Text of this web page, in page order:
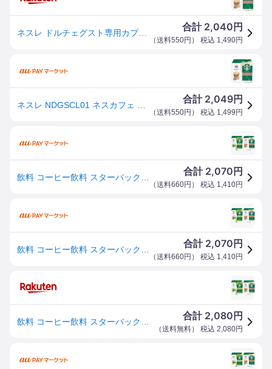
ネスレ ドルチェグスト専用カプセル NDGSCL01 スターバックス カフェラテ
合計 2,040 円
（送料550円 ） 税込 1,490円
合計 2,049円
（送料550円 ） 税込 1,499 円
合計 2,070 円
（送料660円 ） 税込 1,410円
合計 2,070 円
（送料660円 ） 税込 1,410円
合計 2,080 円
（送料無料） 税込 2,080円